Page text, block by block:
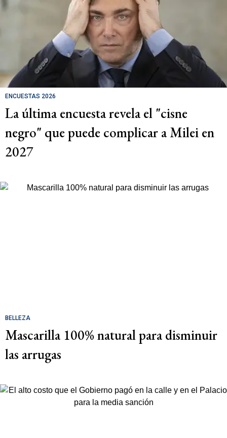
ENCUESTAS 2026
La última encuesta revela el "cisne
negro" que puede complicar a Milei en
2027
BELLEZA
Mascarilla 100% natural para disminuir
las arrugas